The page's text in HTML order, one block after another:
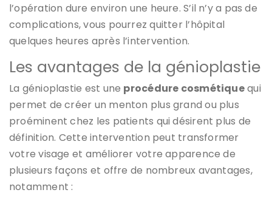
l’opération dure environ une heure. S’il n’y a pas de
complications, vous pourrez quitter l’hôpital
quelques heures après l’intervention.
Les avantages de la génioplastie
La génioplastie est une procédure cosmétiquequi
permet de créer un menton plus grand ou plus
proéminent chez les patients qui désirent plus de
définition. Cette intervention peut transformer
votre visage et améliorer votre apparence de
plusieurs façons et offre de nombreux avantages,
notamment :